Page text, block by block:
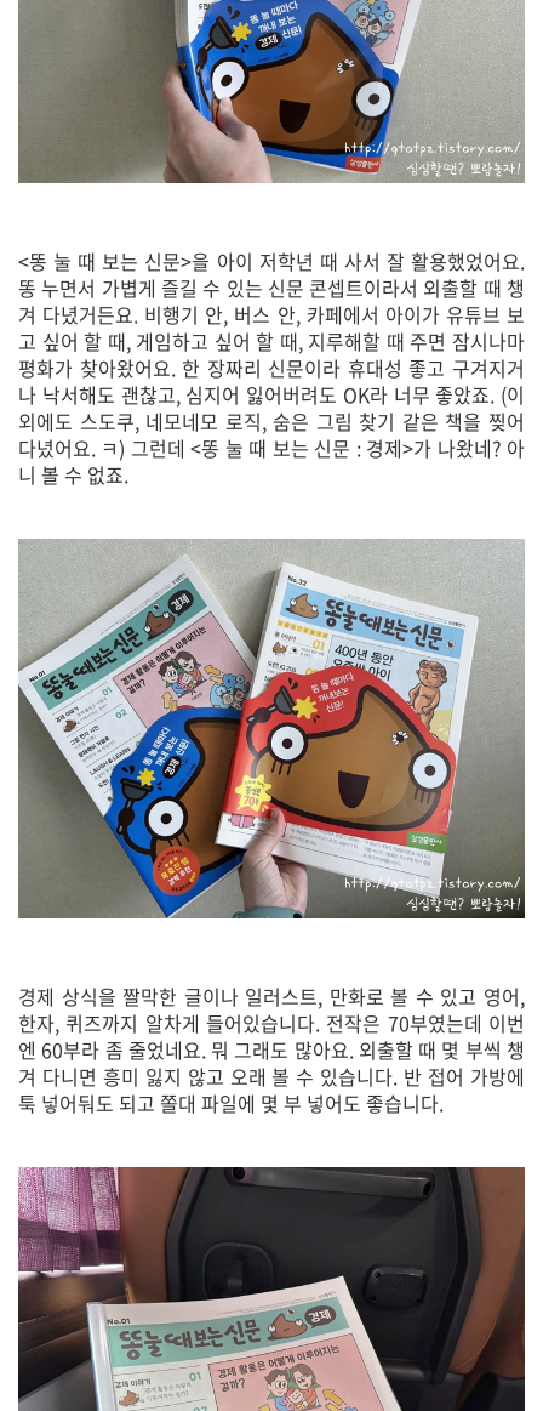
<똥 눌 때 보는 신문>을 아이 저학년 때 사서 잘 활용했었어요.
똥 누면서 가볍게 즐길 수 있는 신문 콘셉트이라서 외출할 때 챙
겨 다녔거든요. 비행기 안, 버스 안, 카페에서 아이가 유튜브 보
고 싶어 할 때, 게임하고 싶어 할 때, 지루해할 때 주면 잠시나마
평화가 찾아왔어요. 한 장짜리 신문이라 휴대성 좋고 구겨지거
나 낙서해도 괜찮고, 심지어 잃어버려도 OK라 너무 좋았죠. (이
외에도 스도쿠, 네모네모 로직, 숨은 그림 찾기 같은 책을 찢어
다녔어요. ㅋ) 그런데 <똥 눌 때 보는 신문 : 경제>가 나왔네? 아
니 볼 수 없죠.
경제 상식을 짤막한 글이나 일러스트, 만화로 볼 수 있고 영어,
한자, 퀴즈까지 알차게 들어있습니다. 전작은 70부였는데 이번
엔 60부라 좀 줄었네요. 뭐 그래도 많아요. 외출할 때 몇 부씩 챙
겨 다니면 흥미 잃지 않고 오래 볼 수 있습니다. 반 접어 가방에
툭 넣어둬도 되고 쫄대 파일에 몇 부 넣어도 좋습니다.